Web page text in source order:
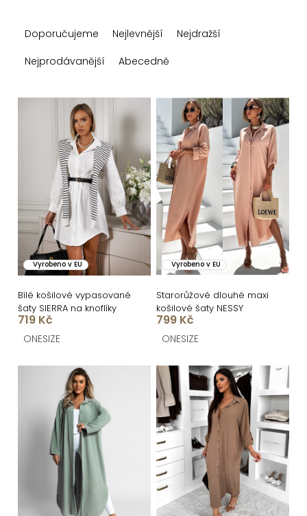
a
n
d
u
k
t
ů
Doporučujeme Nejlevnější
Nejdražší
Nejprodávanější
Abecedně
p
r
o
d
u
k
ů
Vyrobeno v EU
Bílé košilové vypasované
šaty SIERRA na knoflíky
719 Kč
ONESIZE
Vyrobeno v EU
Starorůžové dlouhé maxi
košilové šaty NESSY
799 Kč
ONESIZE